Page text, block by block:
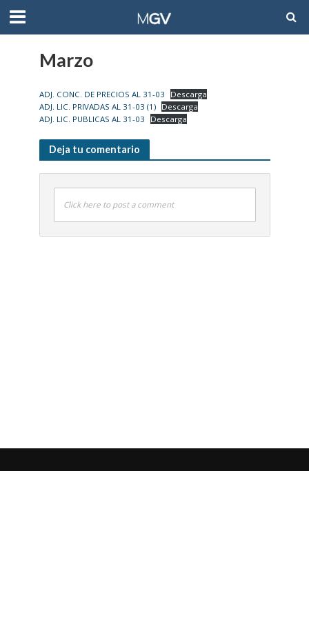
Marzo
ADJ. CONC. DE PRECIOS AL 31-03
Descarga
ADJ. LIC. PRIVADAS AL 31-03 (1)
Descarga
ADJ. LIC. PUBLICAS AL 31-03
Descarga
Deja tu comentario
Click here to post a comment